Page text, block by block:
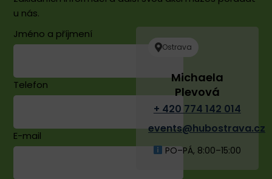
u nás.
Jméno a příjmení
Telefon
E-mail
Ostrava
Michaela
Plevová
+ 420 774 142 014
events@hubostrava.cz
PO–PÁ, 8:00–15:00